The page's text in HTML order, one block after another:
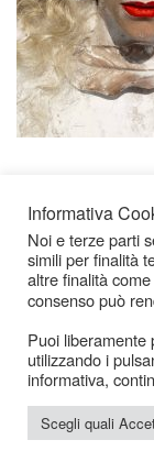
Informativa
Noi e terze parti
simili per finalità
altre finalità
consenso può
Puoi liberamente
utilizzando i
informativa,
Scegli quali